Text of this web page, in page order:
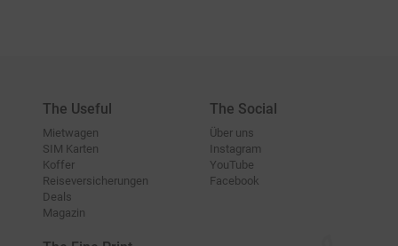
The Useful
Mietwagen
SIM Karten
Koffer
Reiseversicherungen
Deals
Magazin
The Social
Über uns
Instagram
YouTube
Facebook